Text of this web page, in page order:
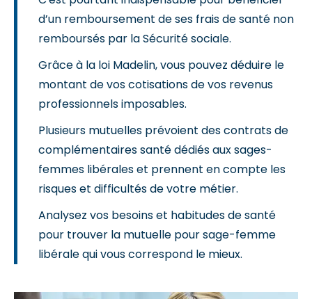
d’un remboursement de ses frais de santé non
remboursés par la Sécurité sociale.
Grâce à la loi Madelin, vous pouvez déduire le
montant de vos cotisations de vos revenus
professionnels imposables.
Plusieurs mutuelles prévoient des contrats de
complémentaires santé dédiés aux sages-
femmes libérales et prennent en compte les
risques et difficultés de votre métier.
Analysez vos besoins et habitudes de santé
pour trouver la mutuelle pour sage-femme
libérale qui vous correspond le mieux.